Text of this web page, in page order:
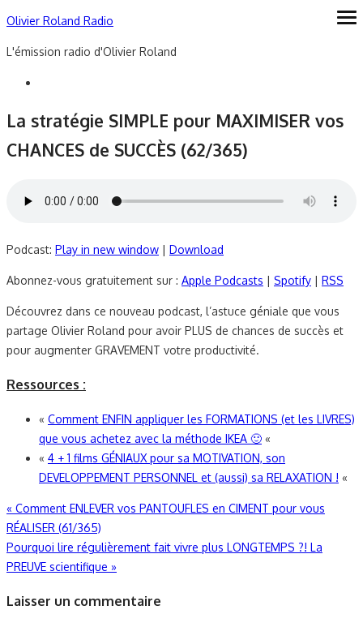
Skip
content
Olivier Roland Radio
L'émission radio d'Olivier Roland
La stratégie SIMPLE pour MAXIMISER vos
CHANCES de SUCCÈS (62/365)
Podcast: Play in new window | Download
Abonnez-vous gratuitement sur : Apple Podcasts | Spotify | RSS
Découvrez dans ce nouveau podcast, l’astuce géniale que vous
partage Olivier Roland pour avoir PLUS de chances de succès et
pour augmenter GRAVEMENT votre productivité.
Ressources :
« Comment ENFIN appliquer les FORMATIONS (et les LIVRES)
que vous achetez avec la méthode IKEA 🙂 «
« 4 + 1 films GÉNIAUX pour sa MOTIVATION, son
DEVELOPPEMENT PERSONNEL et (aussi) sa RELAXATION ! «
Navigation
de
l’article
« Comment ENLEVER vos PANTOUFLES en CIMENT pour vous
RÉALISER (61/365)
Pourquoi lire régulièrement fait vivre plus LONGTEMPS ?! La
PREUVE scientifique »
Laisser un commentaire